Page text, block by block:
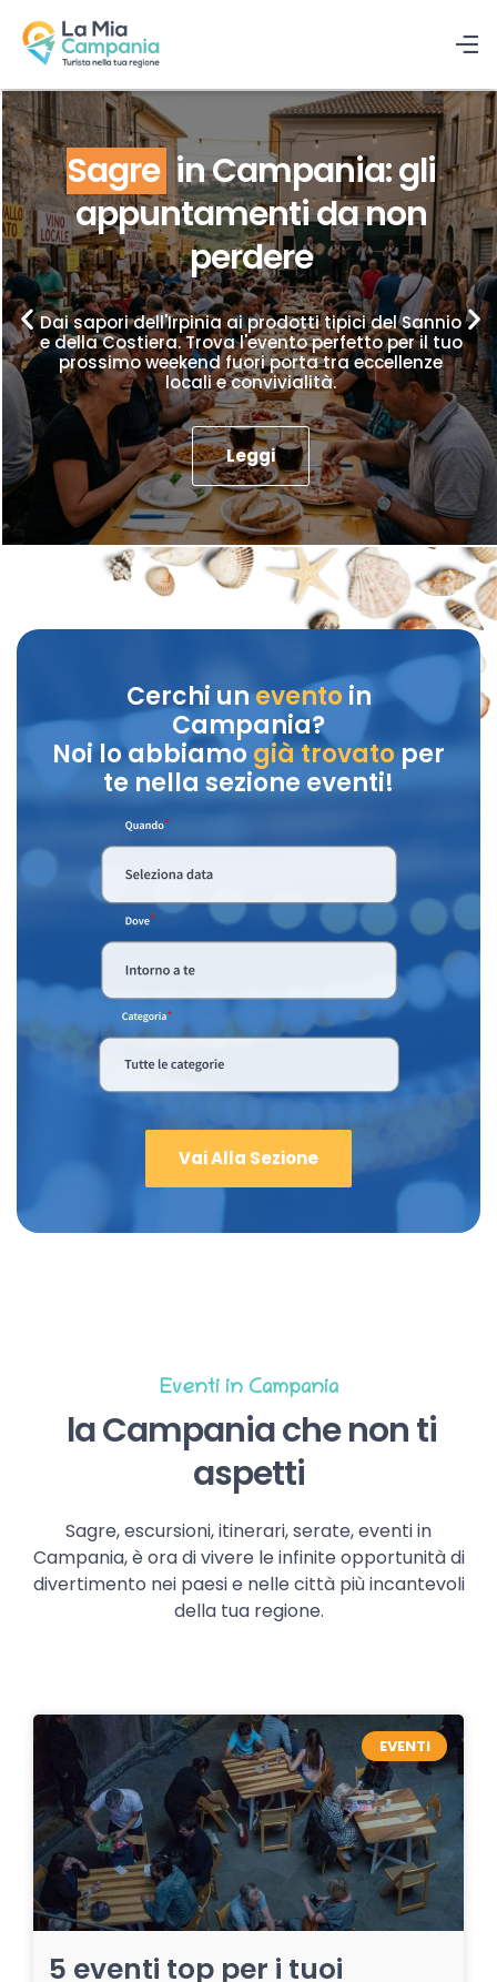
Sagre in Campania: gli
appuntamenti da non
perdere
Dai sapori dell'Irpinia ai prodotti tipici del Sannio
e della Costiera. Trova l'evento perfetto per il tuo
prossimo weekend fuori porta tra eccellenze
locali e convivialità.
Leggi
Cerchi unevento in
Campania?
Noi lo abbiamo già trovatoper
te nella sezione eventi!
Vai Alla Sezione
Eventi in Campania
la Campania che non ti
aspetti
Sagre, escursioni, itinerari, serate, eventi in
Campania, è ora di vivere le infinite opportunità di
divertimento nei paesi e nelle città più incantevoli
della tua regione.
EVENTI
5 eventi top per i tuoi